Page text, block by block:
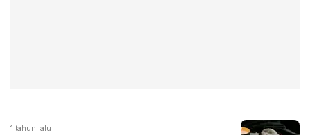
1 tahun lalu